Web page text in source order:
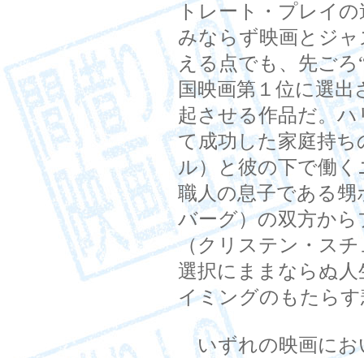
トレート・プレイ
みならず映画とジ
える点でも、先ご
国映画第１位に選出
起させる作品だ。
て成功した家庭持
ル）と彼の下で働
職人の息子である
バーグ）の双方か
（クリステン・ス
選択にままならぬ
イミングのもたら
いずれの映画にお